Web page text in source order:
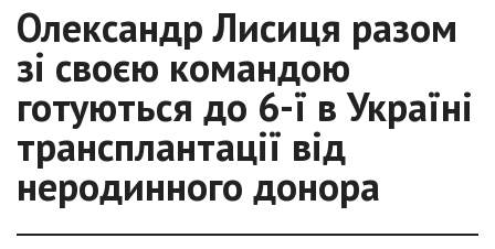
Олександр Лисиця разом
зі своєю командою
готуються до 6-ї в Україні
трансплантації від
неродинного донора